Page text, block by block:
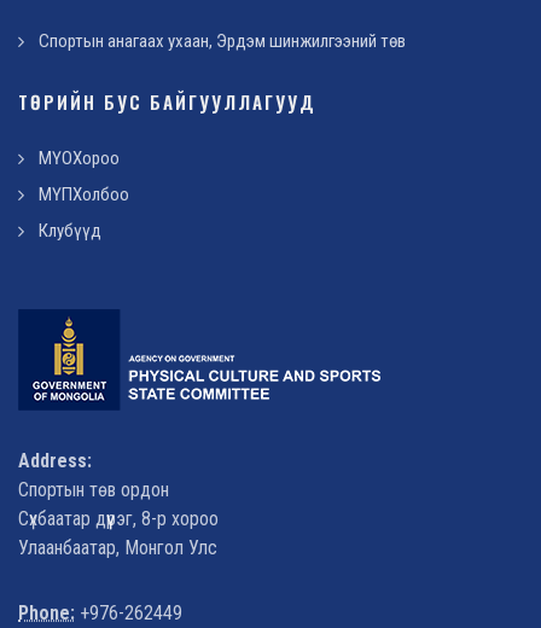
Спортын анагаах ухаан, Эрдэм шинжилгээний төв
ТӨРИЙН БУС БАЙГУУЛЛАГУУД
МҮОХороо
МҮПХолбоо
Клубүүд
Address:
Спортын төв ордон
Сүхбаатар дүүрэг, 8-р хороо
Улаанбаатар, Монгол Улс
Phone: +976-262449